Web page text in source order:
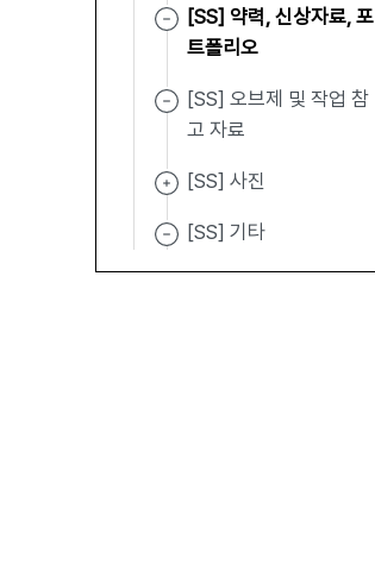
[SS] 약력, 신상자료, 포
트폴리오
[SS] 오브제 및 작업 참
고 자료
[SS] 사진
[SS] 기타